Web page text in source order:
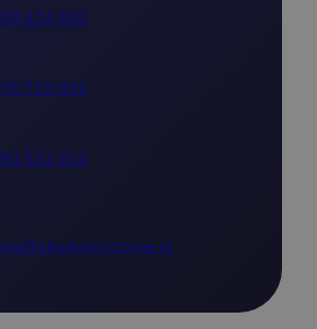
314 031
715 894
512 414